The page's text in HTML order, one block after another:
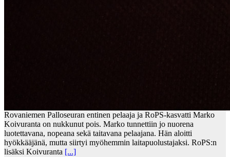
Rovaniemen Palloseuran entinen pelaaja ja RoPS-kasvatti Marko
Koivuranta on nukkunut pois. Marko tunnettiin jo nuorena
luotettavana, nopeana sekä taitavana pelaajana. Hän aloitti
hyökkääjänä, mutta siirtyi myöhemmin laitapuolustajaksi. RoPS:n
lisäksi Koivuranta [...]